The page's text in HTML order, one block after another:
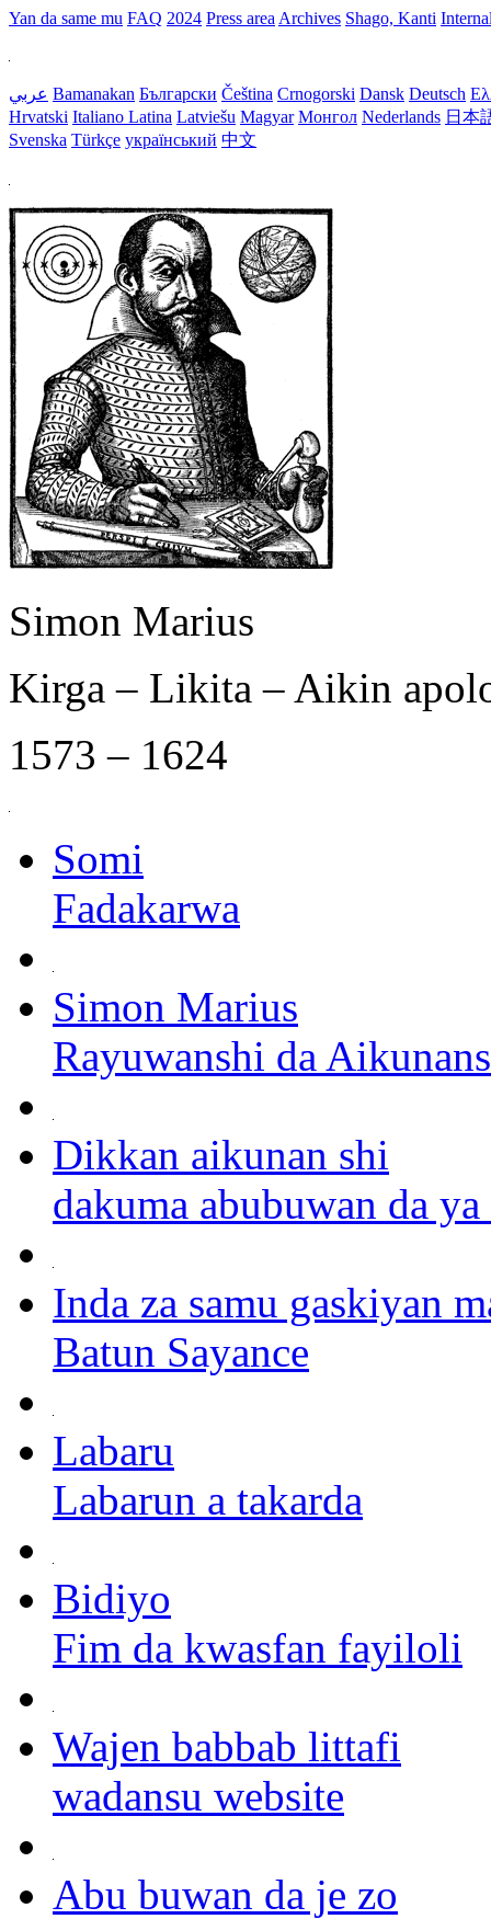
Yan da same mu FAQ 2024 Press area Archives Shago, Kanti
عربي Bamanakan Български Čeština Crnogorski Dansk Deutsch
Hrvatski Italiano Latina Latviešu Magyar Монгол Nederlands 日本
Svenska Türkçe український 中文
Simon Marius
Kirga – Likita – Aikin
1573 – 1624
Somi
Fadakarwa
Simon Marius
Rayuwanshi da
Dikkan aikunan shi
dakuma abubuwan da
Inda za samu gaskiyan
Batun Sayance
Labaru
Labarun a takarda
Bidiyo
Fim da kwasfan fayiloli
Wajen babbab littafi
wadansu website
Abu buwan da je zo